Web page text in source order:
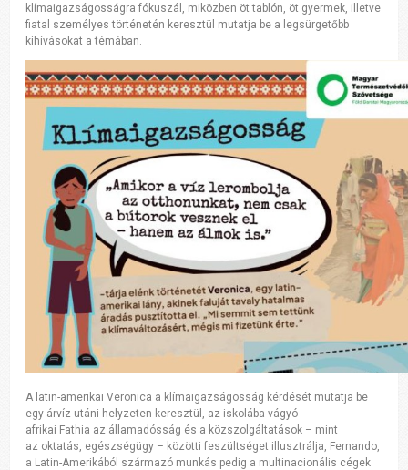
klímaigazságosságra fókuszál, miközben öt tablón, öt gyermek, illetve
fiatal személyes történetén keresztül mutatja be a legsürgetőbb
kihívásokat a témában.
A latin-amerikai Veronica a klímaigazságosság kérdését mutatja be
egy árvíz utáni helyzeten keresztül, az iskolába vágyó
afrikai Fathia az államadósság és a közszolgáltatások – mint
az oktatás, egészségügy – közötti feszültséget illusztrálja, Fernando,
a Latin-Amerikából származó munkás pedig a multinacionális cégek